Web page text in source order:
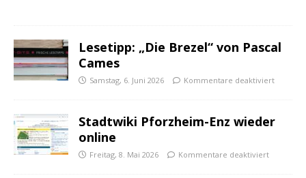
Lesetipp: „Die Brezel“ von Pascal
Cames
Samstag, 6. Juni 2026 Kommentare deaktiviert
Stadtwiki Pforzheim-Enz wieder
online
Freitag, 8. Mai 2026 Kommentare deaktiviert